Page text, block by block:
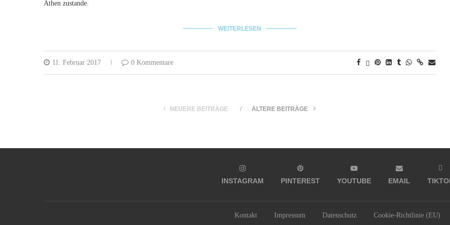
Athen zustande.
WEITERLESEN
11. Februar 2017 0 Kommentare
NEUERE BEITRÄGE ÄLTERE BEITRÄGE
INSTAGRAM PINTEREST YOUTUBE EMAIL
Kontakt Impressum Datenschutz Cookie-Richtlinie (EU)